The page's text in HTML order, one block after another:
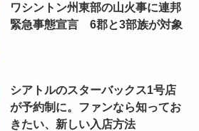
ワシントン州東部の山火事に連邦
緊急事態宣言 6郡と3部族が対象
シアトルのスターバックス1号店
が予約制に。ファンなら知ってお
きたい、新しい入店方法